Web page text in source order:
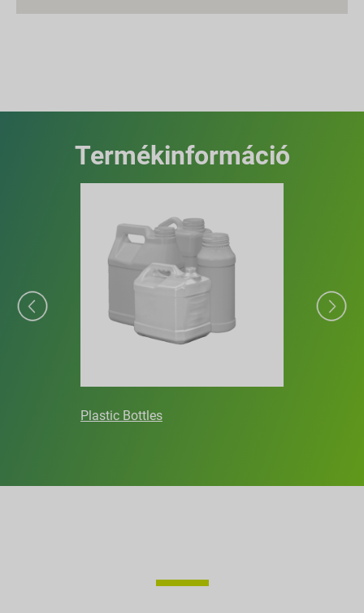
Termékinformáció
Plastic Bottles